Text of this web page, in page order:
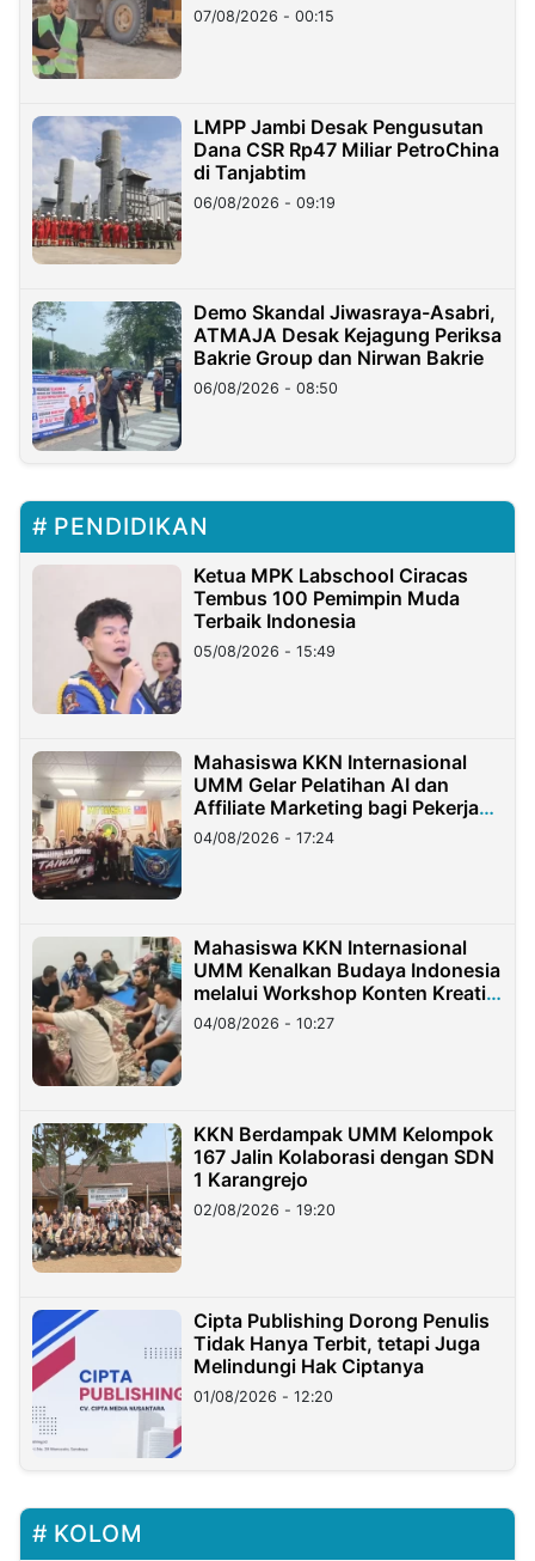
07/08/2026 - 00:15
LMPP Jambi Desak Pengusutan
Dana CSR Rp47 Miliar PetroChina
di Tanjabtim
06/08/2026 - 09:19
Demo Skandal Jiwasraya-Asabri,
ATMAJA Desak Kejagung Periksa
Bakrie Group dan Nirwan Bakrie
06/08/2026 - 08:50
PENDIDIKAN
Ketua MPK Labschool Ciracas
Tembus 100 Pemimpin Muda
Terbaik Indonesia
05/08/2026 - 15:49
Mahasiswa KKN Internasional
UMM Gelar Pelatihan AI dan
Affiliate Marketing bagi Pekerja
Migran Indonesia di Taiwan
04/08/2026 - 17:24
Mahasiswa KKN Internasional
UMM Kenalkan Budaya Indonesia
melalui Workshop Konten Kreatif
di Taiwan
04/08/2026 - 10:27
KKN Berdampak UMM Kelompok
167 Jalin Kolaborasi dengan SDN
1 Karangrejo
02/08/2026 - 19:20
Cipta Publishing Dorong Penulis
Tidak Hanya Terbit, tetapi Juga
Melindungi Hak Ciptanya
01/08/2026 - 12:20
KOLOM